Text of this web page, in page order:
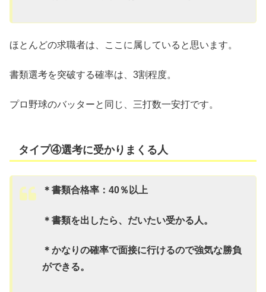
ほとんどの求職者は、ここに属していると思います。
書類選考を突破する確率は、3割程度。
プロ野球のバッターと同じ、三打数一安打です。
タイプ④選考に受かりまくる人
＊ 書類合格率：40％以上
＊書類を出したら、だいたい受かる人。
＊かなりの確率で面接に行けるので強気な勝負
ができる。